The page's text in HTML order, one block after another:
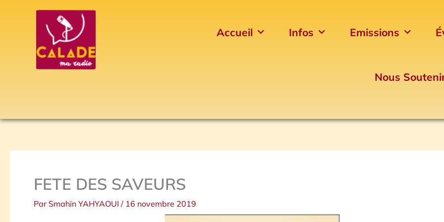
Accueil Infos Emissions
Nous
FETE DES SAVEURS
Par Smahïn YAHYAOUI / 16 novembre 2019